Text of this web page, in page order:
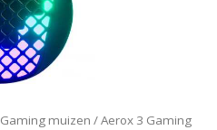
Gaming muizen / Aerox 3 Gaming